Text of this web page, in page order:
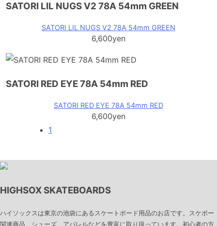
SATORI LIL NUGS V2 78A 54mm GREEN
SATORI LIL NUGS V2 78A 54mm GREEN
6,600yen
SATORI RED EYE 78A 54mm RED
SATORI RED EYE 78A 54mm RED
6,600yen
1
HIGHSOX SKATEBOARDS
ハイソックスは東京の池袋にあるスケートボード用品のお店です。スケボー
関連商品、シューズ、アパレルなどを豊富に取り扱っています。初心者の方